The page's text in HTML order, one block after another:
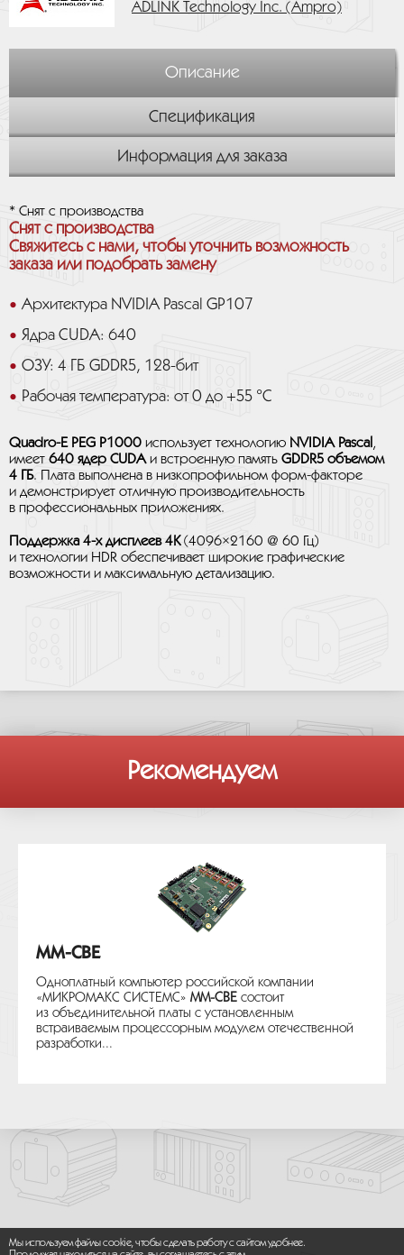
ADLINK Technology Inc. (Ampro)
Описание
Спецификация
Информация для заказа
* Снят с производства
Снят с производства
Свяжитесь с нами, чтобы уточнить возможность
заказа или подобрать замену
Архитектура NVIDIA Pascal GP107
Ядра CUDA: 640
ОЗУ: 4 ГБ GDDR5, 128-бит
Рабочая температура: от 0 до +55 °C
Quadro-E PEG P1000 использует технологию NVIDIA Pascal ,
имеет 640 ядер CUDAи встроенную память GDDR5 объемом
4 ГБ. Плата выполнена в низкопрофильном форм-факторе
и демонстрирует отличную производительность
в профессиональных приложениях.
Поддержка 4-х дисплеев 4K(4096×2160 @ 60 Гц)
и технологии HDR обеспечивает широкие графические
возможности и максимальную детализацию.
Рекомендуем
MM-CBE
Одноплатный компьютер российской компании
«МИКРОМАКС СИСТЕМС» MM-CBE состоит
из объединительной платы с установленным
встраиваемым процессорным модулем отечественной
разработки...
Мы используем файлы cookie, чтобы сделать работу с сайтом удобнее.